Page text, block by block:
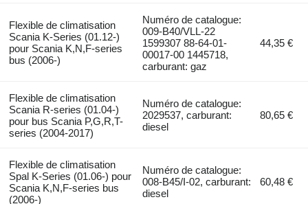
Flexible de climatisation
Scania K-Series (01.12-)
pour Scania K,N,F-series
bus (2006-)
Numéro de catalogue:
009-B40/VLL-22
1599307 88-64-01-
00017-00 1445718,
carburant: gaz
44,35 €
Flexible de climatisation
Scania R-series (01.04-)
pour bus Scania P,G,R,T-
series (2004-2017)
Numéro de catalogue:
2029537, carburant:
diesel
80,65 €
Flexible de climatisation
Spal K-Series (01.06-) pour
Scania K,N,F-series bus
(2006-)
Numéro de catalogue:
008-B45/I-02, carburant:
diesel
60,48 €